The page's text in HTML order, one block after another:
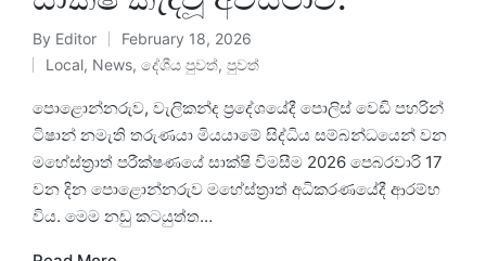
By Editor
February 18, 2026
Local, News, දේශීය පුවත්, පුවත්
පොළොන්නරුව, වැලිකන්ද ප්‍රදේශයේදී පොලිස් වෙඩි පහරින්
ටිෂාන් නමැති තරුණයා මියයාමේ සිද්ධිය සම්බන්ධයෙන් වන
මහේස්ත්‍රාත් පරීක්ෂණයේ සාක්ෂි විමසීම 2026 පෙබරවාරි 17
වන දින පොළොන්නරුව මහේස්ත්‍රාත් අධිකරණයේදී ආරම්භ
විය. මෙම නඩු කටයුත්ත…